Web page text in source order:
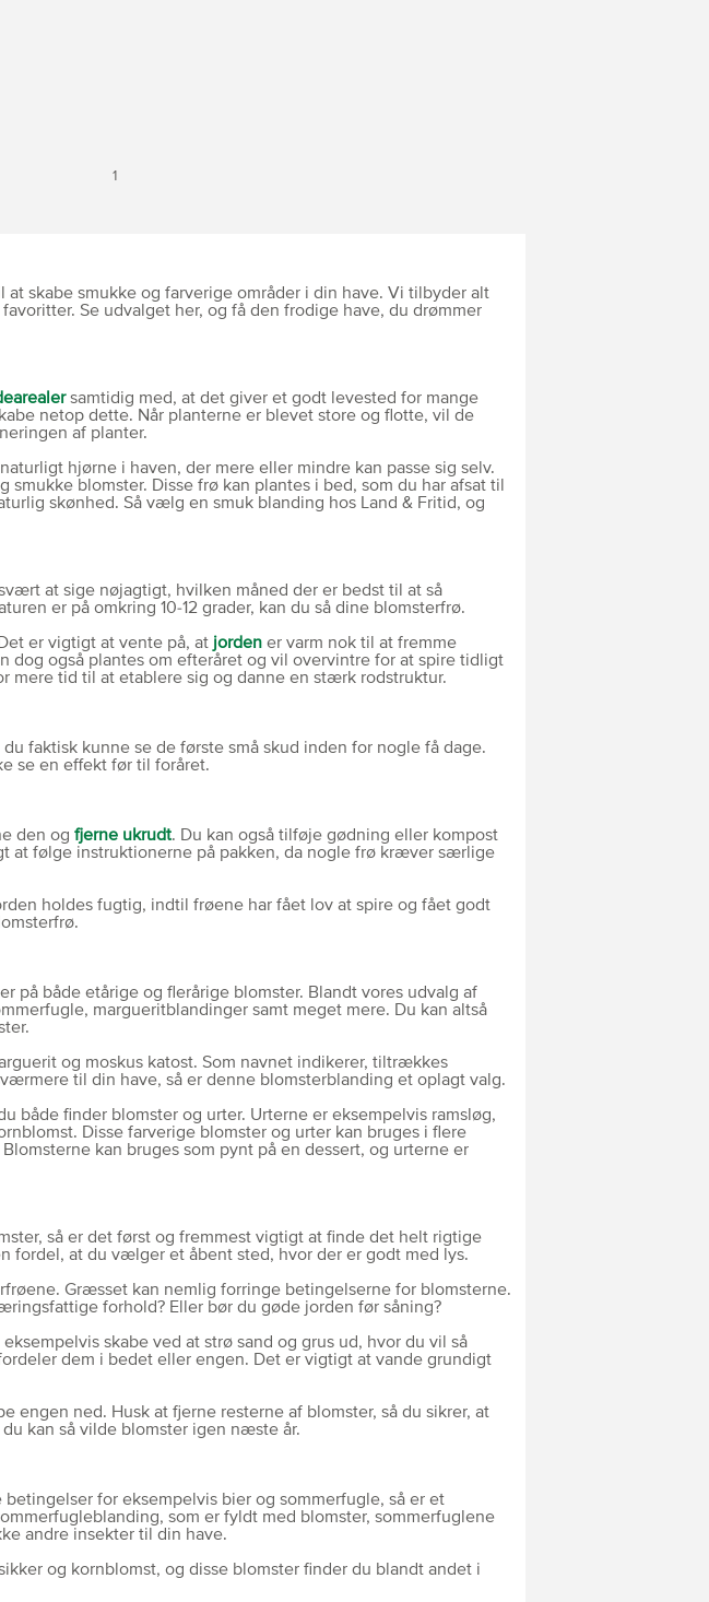
1
skabe smukke og farverige områder i din have. Vi tilbyder alt
Se udvalget her, og få den frodige have, du drømmer
samtidig med, at det giver et godt levested for mange
netop dette. Når planterne er blevet store og flotte, vil de
af planter.
hjørne i haven, der mere eller mindre kan passe sig selv.
blomster. Disse frø kan plantes i bed, som du har afsat til
skønhed. Så vælg en smuk blanding hos Land & Fritid, og
at sige nøjagtigt, hvilken måned der er bedst til at så
er på omkring 10-12 grader, kan du så dine blomsterfrø.
er vigtigt at vente på, at jorden er varm nok til at fremme
dog også plantes om efteråret og vil overvintre for at spire tidligt
mere tid til at etablere sig og danne en stærk rodstruktur.
faktisk kunne se de første små skud inden for nogle få dage.
se en effekt før til foråret.
den og fjerne ukrudt. Du kan også tilføje gødning eller kompost
at følge instruktionerne på pakken, da nogle frø kræver særlige
holdes fugtig, indtil frøene har fået lov at spire og fået godt
på både etårige og flerårige blomster. Blandt vores udvalg af
margueritblandinger samt meget mere. Du kan altså
og moskus katost. Som navnet indikerer, tiltrækkes
til din have, så er denne blomsterblanding et oplagt valg.
både finder blomster og urter. Urterne er eksempelvis ramsløg,
Disse farverige blomster og urter kan bruges i flere
kan bruges som pynt på en dessert, og urterne er
så er det først og fremmest vigtigt at finde det helt rigtige
fordel, at du vælger et åbent sted, hvor der er godt med lys.
Græsset kan nemlig forringe betingelserne for blomsterne.
forhold? Eller bør du gøde jorden før såning?
skabe ved at strø sand og grus ud, hvor du vil så
dem i bedet eller engen. Det er vigtigt at vande grundigt
ned. Husk at fjerne resterne af blomster, så du sikrer, at
kan så vilde blomster igen næste år.
for eksempelvis bier og sommerfugle, så er et
som er fyldt med blomster, sommerfuglene
andre insekter til din have.
og kornblomst, og disse blomster finder du blandt andet i